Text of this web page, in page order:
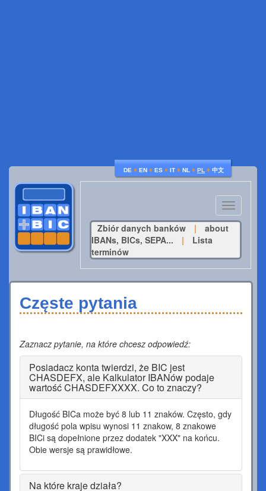
DE ♦ EN ♦ ES ♦ IT ♦ NL ♦ PL ♦ 中文
Toggle
navigation
Zbiór danych banków
|
about
IBANs, BICs, SEPA...
|
Lista
terminów
Częste pytania
Zaznacz pytanie, na które chcesz odpowiedź:
Posiadacz konta twierdzi, że BIC jest
CHASDEFX, ale Kalkulator IBANów podaje
wartość CHASDEFXXXX. Co to znaczy?
Długość BICa może być 8 lub 11 znaków. Często, gdy
długość pola wpisu wynosi 11 znakow, 8 znakowe
BICi są dopełnione przez dodatek "XXX" na końcu.
Obie wersje są prawidłowe.
Na które kraje działa?